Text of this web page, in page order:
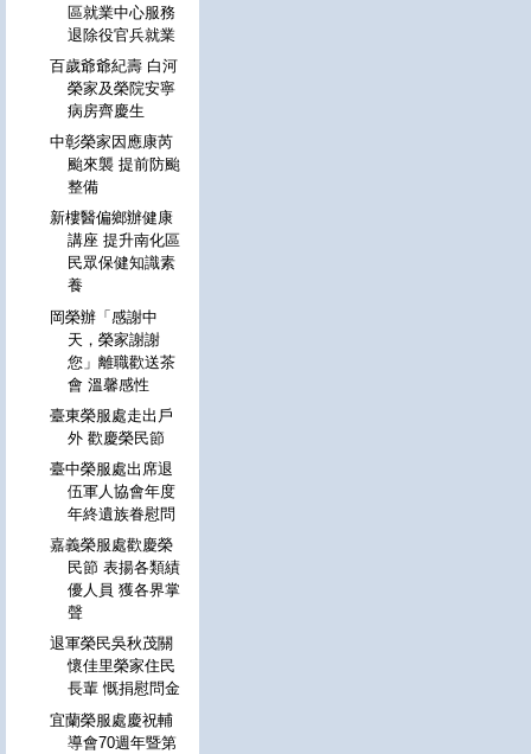
區就業中心服務
退除役官兵就業
百歲爺爺紀壽 白河
榮家及榮院安寧
病房齊慶生
中彰榮家因應康芮
颱來襲 提前防颱
整備
新樓醫偏鄉辦健康
講座 提升南化區
民眾保健知識素
養
岡榮辦「感謝中
天，榮家謝謝
您」離職歡送茶
會 溫馨感性
臺東榮服處走出戶
外 歡慶榮民節
臺中榮服處出席退
伍軍人協會年度
年終遺族眷慰問
嘉義榮服處歡慶榮
民節 表揚各類績
優人員 獲各界掌
聲
退軍榮民吳秋茂關
懷佳里榮家住民
長輩 慨捐慰問金
宜蘭榮服處慶祝輔
導會70週年暨第